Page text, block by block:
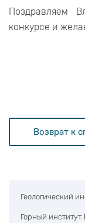
Поздравляем
конкурсе и
Возврат к
Геологический
Горный институт